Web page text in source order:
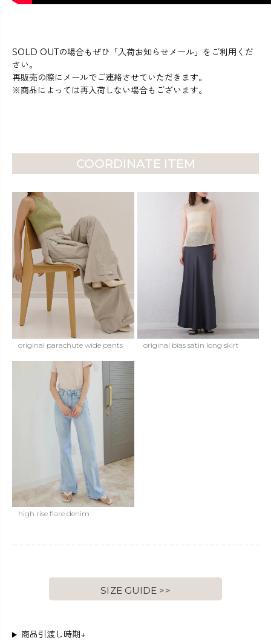
SOLD OUTの場合もぜひ「入荷お知らせメール」をご利用くだ
さい。
再販売の際にメールでご連絡させていただきます。
※商品によっては再入荷しない場合もございます。
COORDINATE ITEM
original parachute wide pants original bias satin long skirt
high rise flare denim
SIZE GUIDE >>
商品引渡し時期↓